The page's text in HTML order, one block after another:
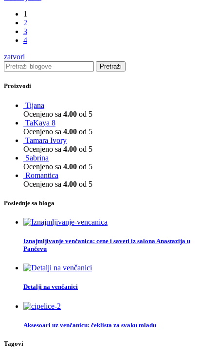
1
2
3
4
zatvori
Pretraži
Proizvodi
Tijana
Ocenjeno sa 4.00 od 5
TaKaya 8
Ocenjeno sa 4.00 od 5
Tamara Ivory
Ocenjeno sa 4.00 od 5
Sabrina
Ocenjeno sa 4.00 od 5
Romantica
Ocenjeno sa 4.00 od 5
Poslednje sa bloga
Iznajmljivanje venčanica: cene i saveti iz salona Anastazija u
Pančevu
Detalji na venčanici
Aksesoari uz venčanicu: čeklista za svaku mladu
Tagovi